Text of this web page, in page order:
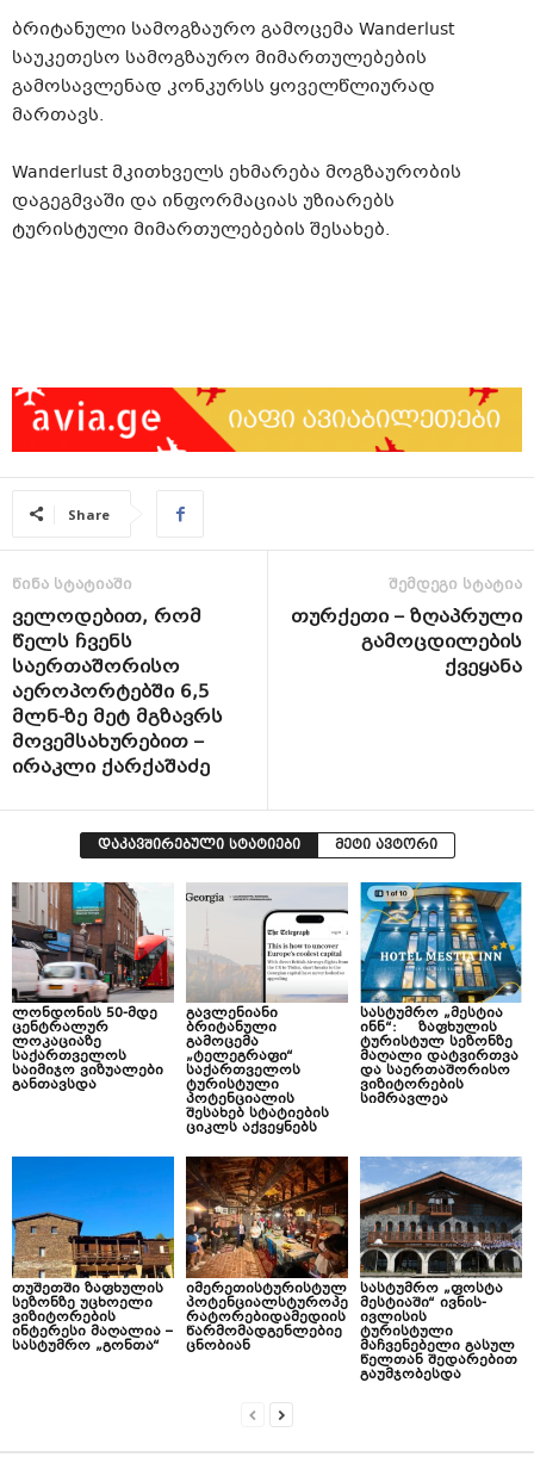
ბრიტანული სამოგზაურო გამოცემა Wanderlust
საუკეთესო სამოგზაურო მიმართულებების
გამოსავლენად კონკურსს ყოველწლიურად
მართავს.
Wanderlust მკითხველს ეხმარება მოგზაურობის
დაგეგმვაში და ინფორმაციას უზიარებს
ტურისტული მიმართულებების შესახებ.
Share
წინა სტატიაში
ველოდებით, რომ
წელს ჩვენს
საერთაშორისო
აეროპორტებში 6,5
მლნ-ზე მეტ მგზავრს
მოვემსახურებით –
ირაკლი ქარქაშაძე
შემდეგი სტატია
თურქეთი – ზღაპრული
გამოცდილების
ქვეყანა
დაკავშირებული სტატიები მეტი ავტორი
ლონდონის 50-მდე
ცენტრალურ
ლოკაციაზე
საქართველოს
საიმიჯო ვიზუალები
განთავსდა
გავლენიანი
ბრიტანული
გამოცემა
„ტელეგრაფი“
საქართველოს
ტურისტული
პოტენციალის
შესახებ სტატიების
ციკლს აქვეყნებს
სასტუმრო „მესტია
ინნ“: ზაფხულის
ტურისტულ სეზონზე
მაღალი დატვირთვა
და საერთაშორისო
ვიზიტორების
სიმრავლეა
თუშეთში ზაფხულის
სეზონზე უცხოელი
ვიზიტორების
ინტერესი მაღალია –
სასტუმრო „გონთა“
იმერეთისტურისტულ
პოტენციალსტუროპე
რატორებიდამედიის
წარმომადგენლებიე
ცნობიან
სასტუმრო „ფოსტა
მესტიაში“ ივნის-
ივლისის
ტურისტული
მაჩვენებელი გასულ
წელთან შედარებით
გაუმჯობესდა